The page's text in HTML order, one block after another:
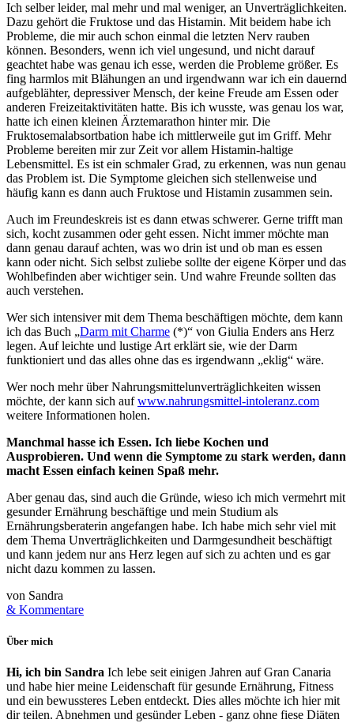
Ich selber leider, mal mehr und mal weniger, an Unverträglichkeiten.
Dazu gehört die Fruktose und das Histamin. Mit beidem habe ich
Probleme, die mir auch schon einmal die letzten Nerv rauben
können. Besonders, wenn ich viel ungesund, und nicht darauf
geachtet habe was genau ich esse, werden die Probleme größer. Es
fing harmlos mit Blähungen an und irgendwann war ich ein dauernd
aufgeblähter, depressiver Mensch, der keine Freude am Essen oder
anderen Freizeitaktivitäten hatte. Bis ich wusste, was genau los war,
hatte ich einen kleinen Ärztemarathon hinter mir. Die
Fruktosemalabsortbation habe ich mittlerweile gut im Griff. Mehr
Probleme bereiten mir zur Zeit vor allem Histamin-haltige
Lebensmittel. Es ist ein schmaler Grad, zu erkennen, was nun genau
das Problem ist. Die Symptome gleichen sich stellenweise und
häufig kann es dann auch Fruktose und Histamin zusammen sein.
Auch im Freundeskreis ist es dann etwas schwerer. Gerne trifft man
sich, kocht zusammen oder geht essen. Nicht immer möchte man
dann genau darauf achten, was wo drin ist und ob man es essen
kann oder nicht. Sich selbst zuliebe sollte der eigene Körper und das
Wohlbefinden aber wichtiger sein. Und wahre Freunde sollten das
auch verstehen.
Wer sich intensiver mit dem Thema beschäftigen möchte, dem kann
ich das Buch „Darm mit Charme (*)“ von Giulia Enders ans Herz
legen. Auf leichte und lustige Art erklärt sie, wie der Darm
funktioniert und das alles ohne das es irgendwann „eklig“ wäre.
Wer noch mehr über Nahrungsmittelunverträglichkeiten wissen
möchte, der kann sich aufwww.nahrungsmittel-intoleranz.com
weitere Informationen holen.
Manchmal hasse ich Essen. Ich liebe Kochen und
Ausprobieren. Und wenn die Symptome zu stark werden, dann
macht Essen einfach keinen Spaß mehr.
Aber genau das, sind auch die Gründe, wieso ich mich vermehrt mit
gesunder Ernährung beschäftige und mein Studium als
Ernährungsberaterin angefangen habe. Ich habe mich sehr viel mit
dem Thema Unverträglichkeiten und Darmgesundheit beschäftigt
und kann jedem nur ans Herz legen auf sich zu achten und es gar
nicht dazu kommen zu lassen.
von Sandra
& Kommentare
Über mich
Hi, ich bin Sandra Ich lebe seit einigen Jahren auf Gran Canaria
und habe hier meine Leidenschaft für gesunde Ernährung, Fitness
und ein bewussteres Leben entdeckt. Dies alles möchte ich hier mit
dir teilen. Abnehmen und gesünder Leben - ganz ohne fiese Diäten